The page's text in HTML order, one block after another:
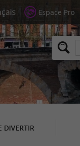
Espace Pro
DIVERTIR